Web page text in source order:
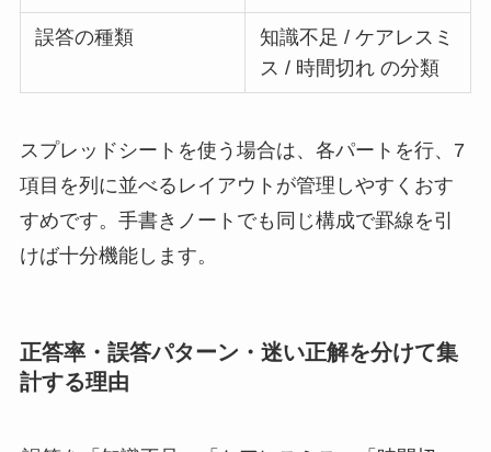
誤答の種類
知識不足 / ケアレスミ
ス / 時間切れ の分類
スプレッドシートを使う場合は、各パートを行、7
項目を列に並べるレイアウトが管理しやすくおす
すめです。手書きノートでも同じ構成で罫線を引
けば十分機能します。
正答率・誤答パターン・迷い正解を分けて集
計する理由